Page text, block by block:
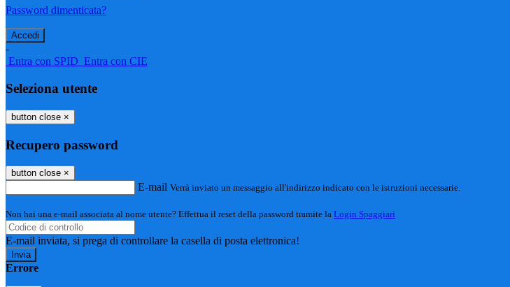
Password dimenticata?
-
Entra con SPID Entra con CIE
Seleziona utente
button close ×
Recupero password
button close ×
E-mail Verrà inviato un messaggio all'indirizzo indicato con le istruzioni necessarie.
Non hai una e-mail associata al nome utente? Effettua il reset della password tramite la Login Spaggiari
E-mail inviata, si prega di controllare la casella di posta elettronica!
Errore